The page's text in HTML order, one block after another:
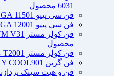
6031 محصول
فن سی پییو INTEL LGA 1150 1 محصول
فن سی پییو INTEL LGA 1200 1 محصول
فن کولر مستر HYPER 212 SPECTRUM V3
1
محصول
فن کولر مستر T200
1 محصول
فن گرین TINY COOL90 1 محصول